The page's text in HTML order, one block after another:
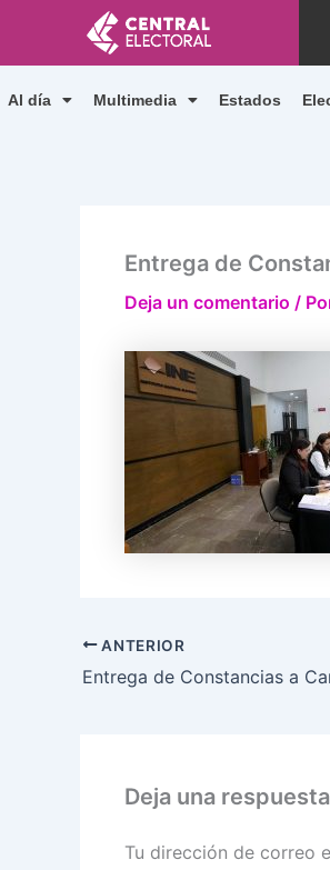
contenido
Al día Multimedia Estados
Entrega de
Deja un comentario /
ANTERIOR
Entrega de Constancias a
Deja una respuesta
Tu dirección de correo